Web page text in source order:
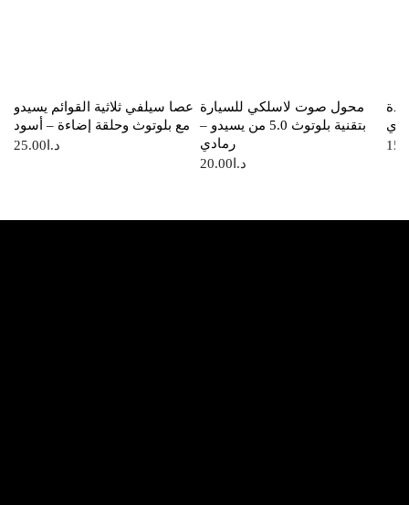
عصا سيلفي ثلاثية القوائم يسيدو
مع بلوتوث وحلقة إضاءة – أسود
د.ا 25.00
محول صوت لاسلكي للسيارة
بتقنية بلوتوث 5.0 من يسيدو –
رمادي
د.ا 20.00